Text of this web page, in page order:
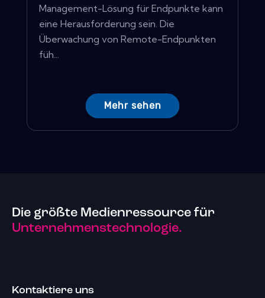
Management-Lösung für Endpunkte kann
eine Herausforderung sein. Die
Überwachung von Remote-Endpunkten
füh...
Mehr sehen
Die größte Medienressource für
Unternehmenstechnologie.
Kontaktiere uns